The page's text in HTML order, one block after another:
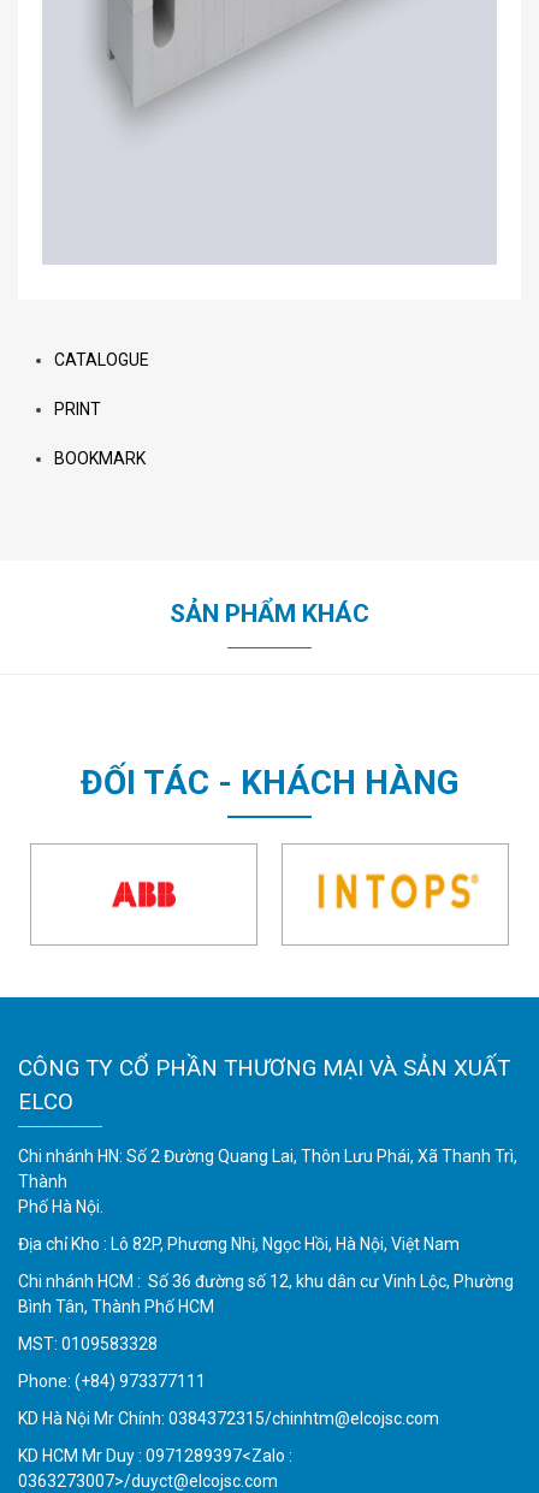
CATALOGUE
PRINT
BOOKMARK
SẢN PHẨM KHÁC
ĐỐI TÁC - KHÁCH HÀNG
CÔNG TY CỔ PHẦN THƯƠNG MẠI VÀ SẢN XUẤT
ELCO
Chi nhánh HN: Số 2 Đường Quang Lai, Thôn Lưu Phái, Xã Thanh Trì,
Thành
Phố Hà Nội.
Địa chỉ Kho : Lô 82P, Phương Nhị, Ngọc Hồi, Hà Nội, Việt Nam
Chi nhánh HCM : Số 36 đường số 12, khu dân cư Vinh Lộc, Phường
Bình Tân, Thành Phố HCM
MST: 0109583328
Phone: (+84) 973377111
KD Hà Nội Mr Chính: 0384372315/chinhtm@elcojsc.com
KD HCM Mr Duy : 0971289397<Zalo :
0363273007>/duyct@elcojsc.com